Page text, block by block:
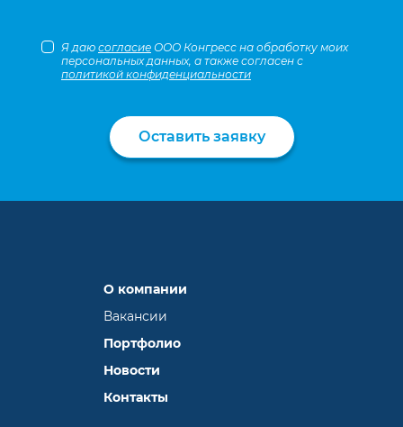
Я даю согласие ООО Конгресс на обработку моих
персональных данных, а также согласен с
политикой конфиденциальности
Оставить заявку
О компании
Вакансии
Портфолио
Новости
Контакты